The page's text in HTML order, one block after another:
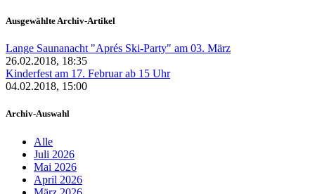
Ausgewählte Archiv-Artikel
Lange Saunanacht "Aprés Ski-Party" am 03. März
26.02.2018, 18:35
Kinderfest am 17. Februar ab 15 Uhr
04.02.2018, 15:00
Archiv-Auswahl
Alle
Juli 2026
Mai 2026
April 2026